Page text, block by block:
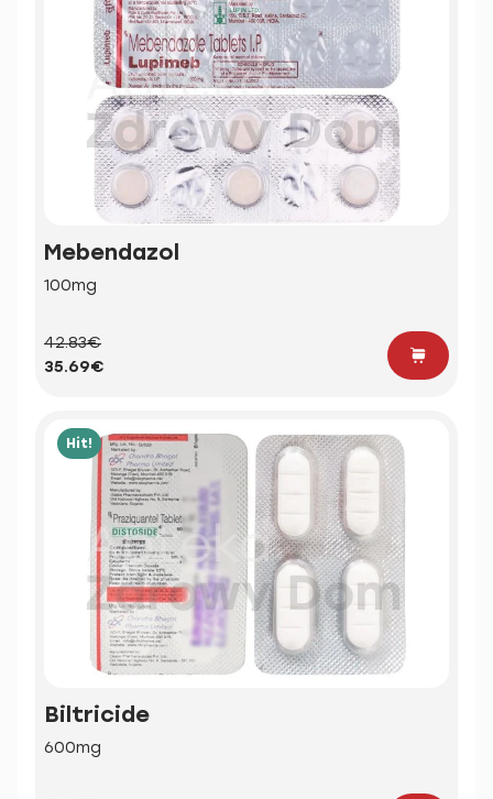
Mebendazol
100mg
42.83€
35.69€
Hit!
Biltricide
600mg